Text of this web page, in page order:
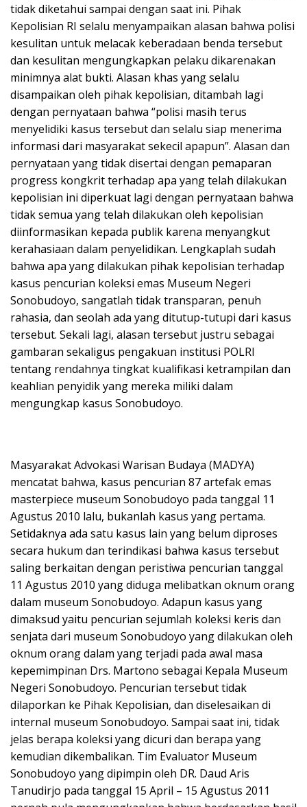
tidak diketahui sampai dengan saat ini. Pihak
Kepolisian RI selalu menyampaikan alasan bahwa polisi
kesulitan untuk melacak keberadaan benda tersebut
dan kesulitan mengungkapkan pelaku dikarenakan
minimnya alat bukti. Alasan khas yang selalu
disampaikan oleh pihak kepolisian, ditambah lagi
dengan pernyataan bahwa “polisi masih terus
menyelidiki kasus tersebut dan selalu siap menerima
informasi dari masyarakat sekecil apapun”. Alasan dan
pernyataan yang tidak disertai dengan pemaparan
progress kongkrit terhadap apa yang telah dilakukan
kepolisian ini diperkuat lagi dengan pernyataan bahwa
tidak semua yang telah dilakukan oleh kepolisian
diinformasikan kepada publik karena menyangkut
kerahasiaan dalam penyelidikan. Lengkaplah sudah
bahwa apa yang dilakukan pihak kepolisian terhadap
kasus pencurian koleksi emas Museum Negeri
Sonobudoyo, sangatlah tidak transparan, penuh
rahasia, dan seolah ada yang ditutup-tutupi dari kasus
tersebut. Sekali lagi, alasan tersebut justru sebagai
gambaran sekaligus pengakuan institusi POLRI
tentang rendahnya tingkat kualifikasi ketrampilan dan
keahlian penyidik yang mereka miliki dalam
mengungkap kasus Sonobudoyo.
Masyarakat Advokasi Warisan Budaya (MADYA)
mencatat bahwa, kasus pencurian 87 artefak emas
masterpiece museum Sonobudoyo pada tanggal 11
Agustus 2010 lalu, bukanlah kasus yang pertama.
Setidaknya ada satu kasus lain yang belum diproses
secara hukum dan terindikasi bahwa kasus tersebut
saling berkaitan dengan peristiwa pencurian tanggal
11 Agustus 2010 yang diduga melibatkan oknum orang
dalam museum Sonobudoyo. Adapun kasus yang
dimaksud yaitu pencurian sejumlah koleksi keris dan
senjata dari museum Sonobudoyo yang dilakukan oleh
oknum orang dalam yang terjadi pada awal masa
kepemimpinan Drs. Martono sebagai Kepala Museum
Negeri Sonobudoyo. Pencurian tersebut tidak
dilaporkan ke Pihak Kepolisian, dan diselesaikan di
internal museum Sonobudoyo. Sampai saat ini, tidak
jelas berapa koleksi yang dicuri dan berapa yang
kemudian dikembalikan. Tim Evaluator Museum
Sonobudoyo yang dipimpin oleh DR. Daud Aris
Tanudirjo pada tanggal 15 April – 15 Agustus 2011